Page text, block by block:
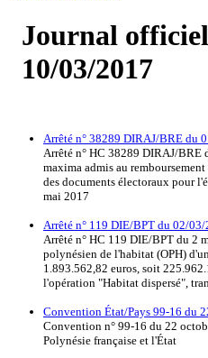
Journal
10/03/2017
Arrêté n° 38289 DIRAJ/BRE du
Arrêté n° HC 38289 DIRAJ/BRE
maxima admis au
des documents électoraux pour
mai 2017
Arrêté n° 119 DIE/BPT du 02/03/
Arrêté n° HC 119 DIE/BPT du 2
polynésien de l'habitat (OPH)
1.893.562,82 euros, soit
l'opération "Habitat dispersé",
Convention État/Pays 99-16 du
Convention n° 99-16 du 22
Polynésie française et l'État